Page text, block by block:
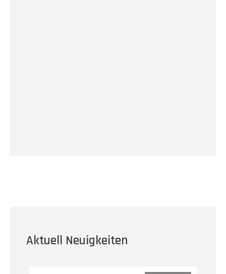
Aktuell Neuigkeiten